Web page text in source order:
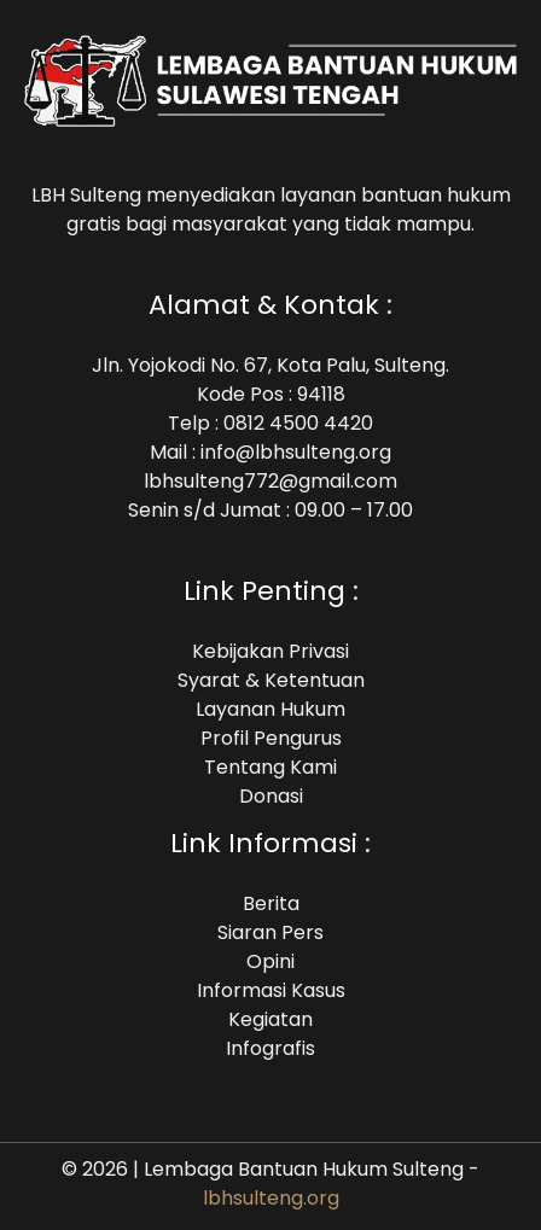
LBH Sulteng menyediakan layanan bantuan hukum
gratis bagi masyarakat yang tidak mampu.
Alamat & Kontak :
Jln. Yojokodi No. 67, Kota Palu, Sulteng.
Kode Pos : 94118
Telp : 0812 4500 4420
Mail : info@lbhsulteng.org
lbhsulteng772@gmail.com
Senin s/d Jumat : 09.00 – 17.00
Link Penting :
Kebijakan Privasi
Syarat & Ketentuan
Layanan Hukum
Profil Pengurus
Tentang Kami
Donasi
Link Informasi :
Berita
Siaran Pers
Opini
Informasi Kasus
Kegiatan
Infografis
© 2026 | Lembaga Bantuan Hukum Sulteng -
lbhsulteng.org